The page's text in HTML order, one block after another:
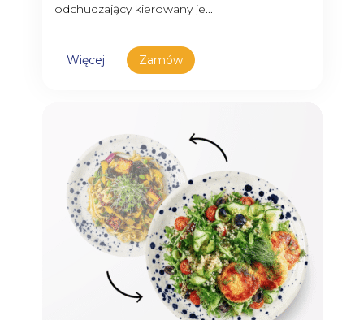
odchudzający kierowany je...
Więcej Zamów